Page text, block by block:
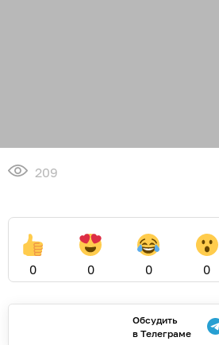
209
0 0 0 0
Обсудить
в Телеграме